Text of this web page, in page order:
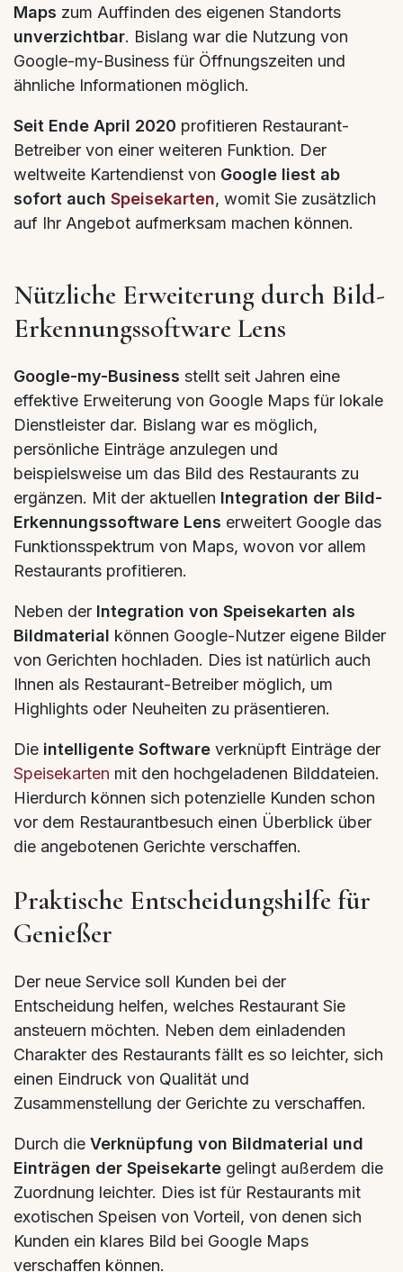
Maps zum Auffinden des eigenen Standorts
unverzichtbar. Bislang war die Nutzung von
Google-my-Business für Öffnungszeiten und
ähnliche Informationen möglich.
Seit Ende April 2020 profitieren Restaurant-
Betreiber von einer weiteren Funktion. Der
weltweite Kartendienst von Google liest ab
sofort auch Speisekarten, womit Sie zusätzlich
auf Ihr Angebot aufmerksam machen können.
Nützliche Erweiterung durch Bild-
Erkennungssoftware Lens
Google-my-Business stellt seit Jahren eine
effektive Erweiterung von Google Maps für lokale
Dienstleister dar. Bislang war es möglich,
persönliche Einträge anzulegen und
beispielsweise um das Bild des Restaurants zu
ergänzen. Mit der aktuellen Integration der Bild-
Erkennungssoftware Lens erweitert Google das
Funktionsspektrum von Maps, wovon vor allem
Restaurants profitieren.
Neben der Integration von Speisekarten als
Bildmaterial können Google-Nutzer eigene Bilder
von Gerichten hochladen. Dies ist natürlich auch
Ihnen als Restaurant-Betreiber möglich, um
Highlights oder Neuheiten zu präsentieren.
Die intelligente Software verknüpft Einträge der
Speisekarten mit den hochgeladenen Bilddateien.
Hierdurch können sich potenzielle Kunden schon
vor dem Restaurantbesuch einen Überblick über
die angebotenen Gerichte verschaffen.
Praktische Entscheidungshilfe für
Genießer
Der neue Service soll Kunden bei der
Entscheidung helfen, welches Restaurant Sie
ansteuern möchten. Neben dem einladenden
Charakter des Restaurants fällt es so leichter, sich
einen Eindruck von Qualität und
Zusammenstellung der Gerichte zu verschaffen.
Durch die Verknüpfung von Bildmaterial und
Einträgen der Speisekarte gelingt außerdem die
Zuordnung leichter. Dies ist für Restaurants mit
exotischen Speisen von Vorteil, von denen sich
Kunden ein klares Bild bei Google Maps
verschaffen können.